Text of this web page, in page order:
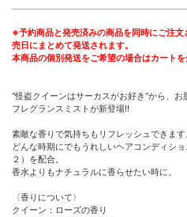
※予約商品と発売済みの商品を同時にご注
売日にまとめて発送されます。
本商品の個別発送をご希望の場合はカートを
"怪盗クイーンはサーカスがお好き"から、お
フレグランスミストが新登場!!
素敵な香りで気持ちもリフレッシュできます
どんな時期にでもうれしいヘアコンディシ
２）を配合。
香水よりもナチュラルに香らせたい時に。
〈香りについて〉
クイーン：ローズの香り